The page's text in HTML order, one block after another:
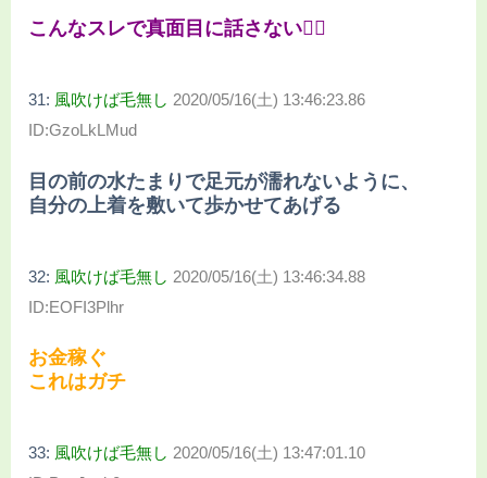
こんなスレで真面目に話さない🙆‍♀
31: 風吹けば毛無し 2020/05/16(土) 13:46:23.86
ID:GzoLkLMud
目の前の水たまりで足元が濡れないように、
自分の上着を敷いて歩かせてあげる
32: 風吹けば毛無し 2020/05/16(土) 13:46:34.88
ID:EOFI3Plhr
お金稼ぐ
これはガチ
33: 風吹けば毛無し 2020/05/16(土) 13:47:01.10